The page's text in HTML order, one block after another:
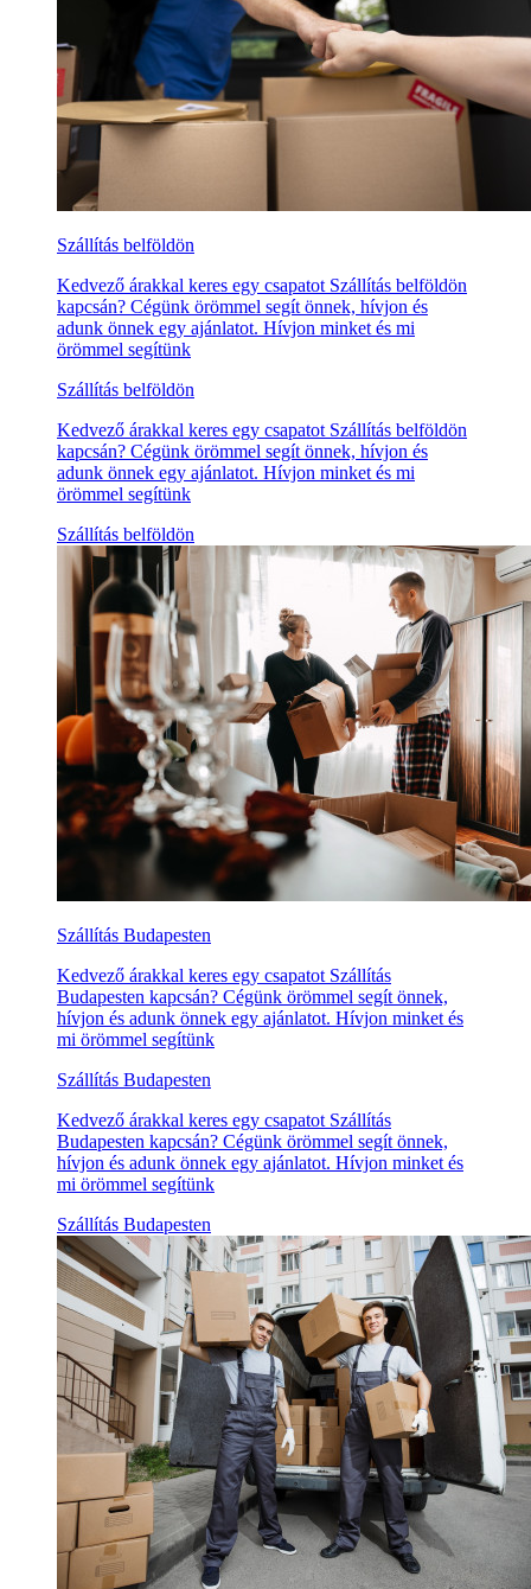
Szállítás belföldön
Kedvező árakkal keres egy csapatot Szállítás belföldön
kapcsán? Cégünk örömmel segít önnek, hívjon és
adunk önnek egy ajánlatot. Hívjon minket és mi
örömmel segítünk
Szállítás belföldön
Kedvező árakkal keres egy csapatot Szállítás belföldön
kapcsán? Cégünk örömmel segít önnek, hívjon és
adunk önnek egy ajánlatot. Hívjon minket és mi
örömmel segítünk
Szállítás belföldön
Szállítás Budapesten
Kedvező árakkal keres egy csapatot Szállítás
Budapesten kapcsán? Cégünk örömmel segít önnek,
hívjon és adunk önnek egy ajánlatot. Hívjon minket és
mi örömmel segítünk
Szállítás Budapesten
Kedvező árakkal keres egy csapatot Szállítás
Budapesten kapcsán? Cégünk örömmel segít önnek,
hívjon és adunk önnek egy ajánlatot. Hívjon minket és
mi örömmel segítünk
Szállítás Budapesten